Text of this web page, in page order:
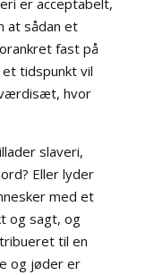
at sådan et
fast på
tidspunkt vil
hvor
slaveri,
Eller lyder
med et
og sagt, og
til en
og jøder er